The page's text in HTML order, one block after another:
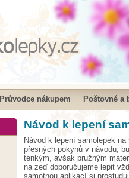
Průvodce nákupem Poštovné a
Návod k lepení
Návod k lepení samolepek
přesných pokynů v návodu,
tenkým, avšak pružným
na zeď doporučujeme lepit
samotnou aplikací si